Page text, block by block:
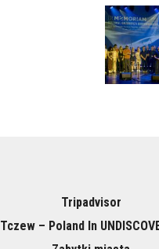
Tripadvisor
Tczew – Poland In